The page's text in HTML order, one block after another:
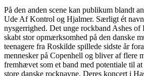
På den anden scene kan publikum blandt
Ude Af Kontrol og Hjalmer. Særligt ét
nysgerrighed. Det unge rockband Ashes
skabt stor opmærksomhed på den danske
teenagere fra Roskilde spillede sidste år
mennesker på Copenhell og bliver af flere
fremhævet som et band med potentiale til
store danske rocknavne. Deres koncert i